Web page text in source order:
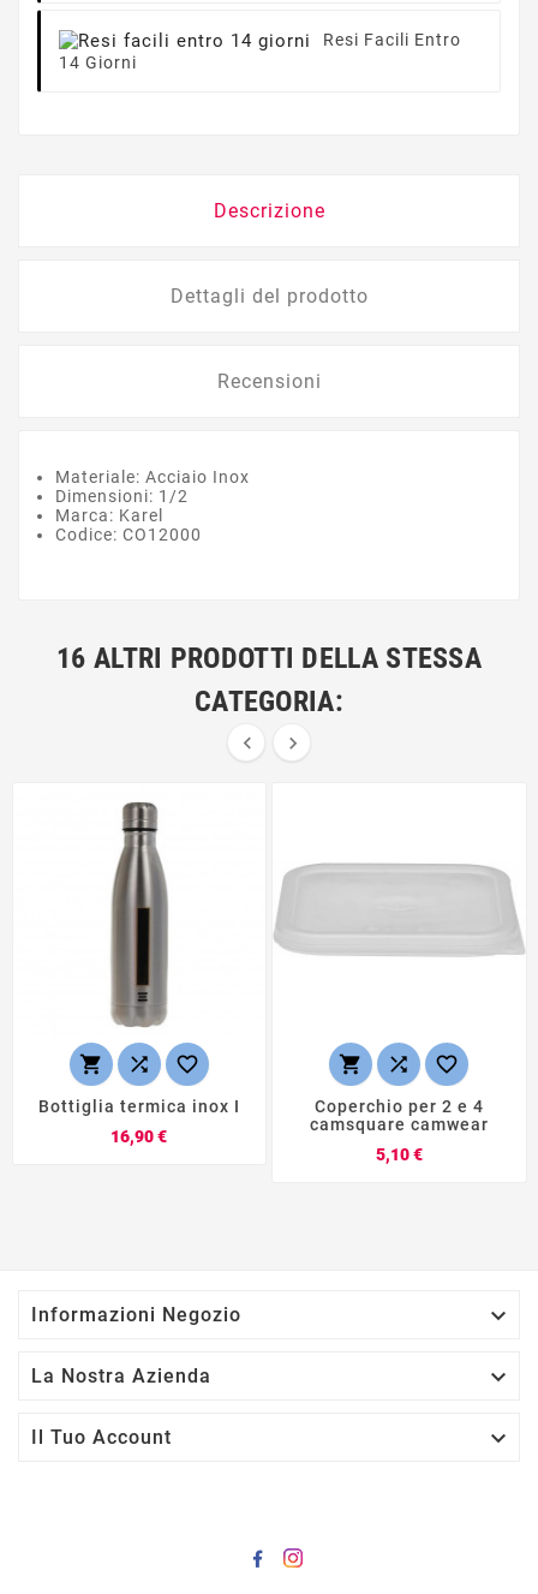
Resi Facili Entro
14 Giorni
Descrizione
Dettagli del prodotto
Recensioni
Materiale: Acciaio Inox
Dimensioni: 1/2
Marca: Karel
Codice: CO12000
16 ALTRI PRODOTTI DELLA STESSA
CATEGORIA:
 
  
Bottiglia termica inox I
16,90 €Prezzo
  
Coperchio per 2 e 4
camsquare camwear
5,10 €Prezzo
Informazioni Negozio 
La Nostra Azienda 
Il Tuo Account 